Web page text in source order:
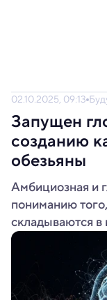
02.10.2025, 09:13
Запущен
созданию
обезьяны
Амбициозная и
пониманию
складываются в